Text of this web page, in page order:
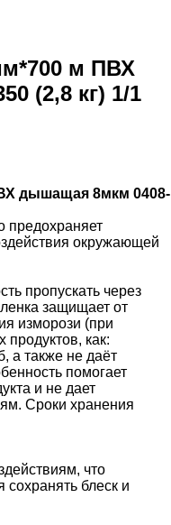
м ПВХ
(2,8 кг) 1/1
дышащая 8мкм 0408-
предохраняет
окружающей
пропускать через
защищает от
изморози (при
продуктов, как:
а также не даёт
помогает
и не дает
Сроки хранения
что
блеск и